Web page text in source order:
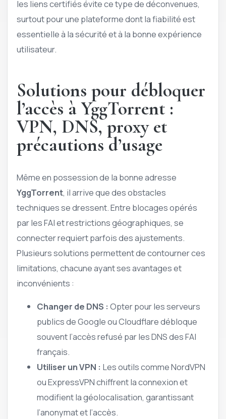
les liens certifiés évite ce type de déconvenues,
surtout pour une plateforme dont la fiabilité est
essentielle à la sécurité et à la bonne expérience
utilisateur.
Solutions pour débloquer
l’accès à YggTorrent :
VPN, DNS, proxy et
précautions d’usage
Même en possession de la bonne adresse
YggTorrent, il arrive que des obstacles
techniques se dressent. Entre blocages opérés
par les FAI et restrictions géographiques, se
connecter requiert parfois des ajustements.
Plusieurs solutions permettent de contourner ces
limitations, chacune ayant ses avantages et
inconvénients :
Changer de DNS : Opter pour les serveurs
publics de Google ou Cloudflare débloque
souvent l’accès refusé par les DNS des FAI
français.
Utiliser un VPN : Les outils comme NordVPN
ou ExpressVPN chiffrent la connexion et
modifient la géolocalisation, garantissant
l’anonymat et l’accès.